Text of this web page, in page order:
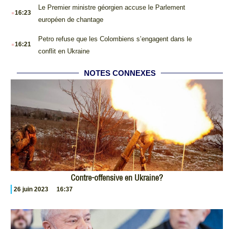
.16:23
Le Premier ministre géorgien accuse le Parlement
européen de chantage
.16:21
Petro refuse que les Colombiens s’engagent dans le
conflit en Ukraine
NOTES CONNEXES
Contre-offensive en Ukraine?
26 juin 2023 16:37